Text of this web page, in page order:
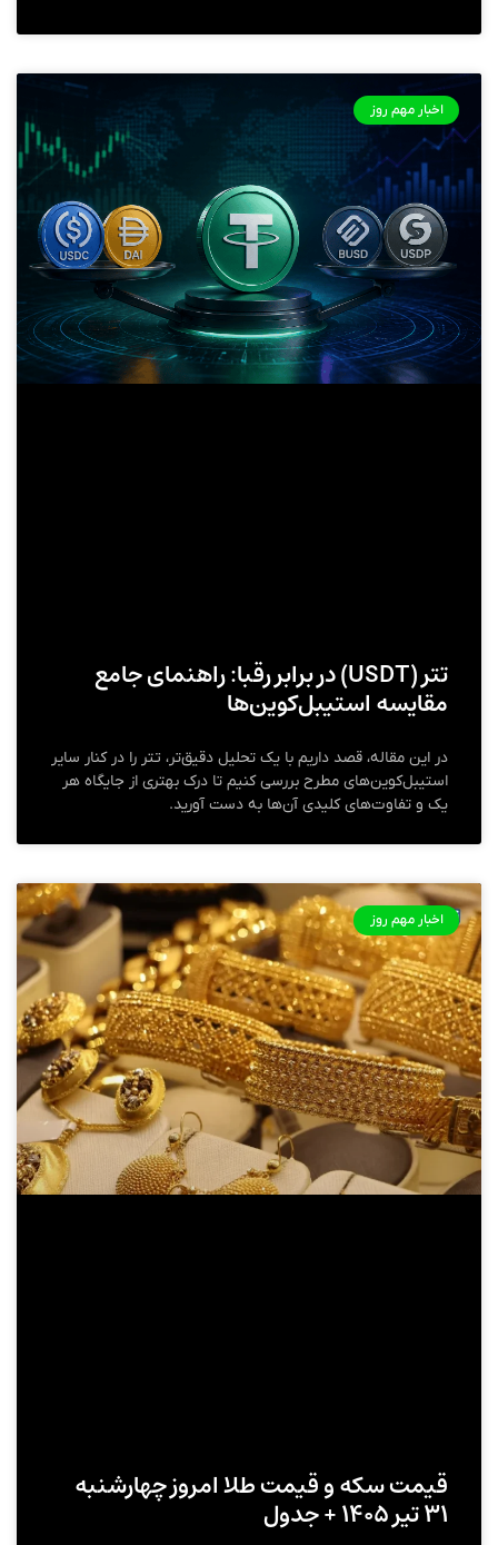
اخبار مهم روز
تتر (USDT) در برابر رقبا: راهنمای جامع
مقایسه استیبل‌کوین‌ها
در این مقاله، قصد داریم با یک تحلیل دقیق‌تر، تتر را در کنار سایر
استیبل‌کوین‌های مطرح بررسی کنیم تا درک بهتری از جایگاه هر
یک و تفاوت‌های کلیدی آن‌ها به دست آورید.
اخبار مهم روز
قیمت سکه و قیمت طلا امروز چهارشنبه
۳۱ تیر ۱۴۰۵ + جدول